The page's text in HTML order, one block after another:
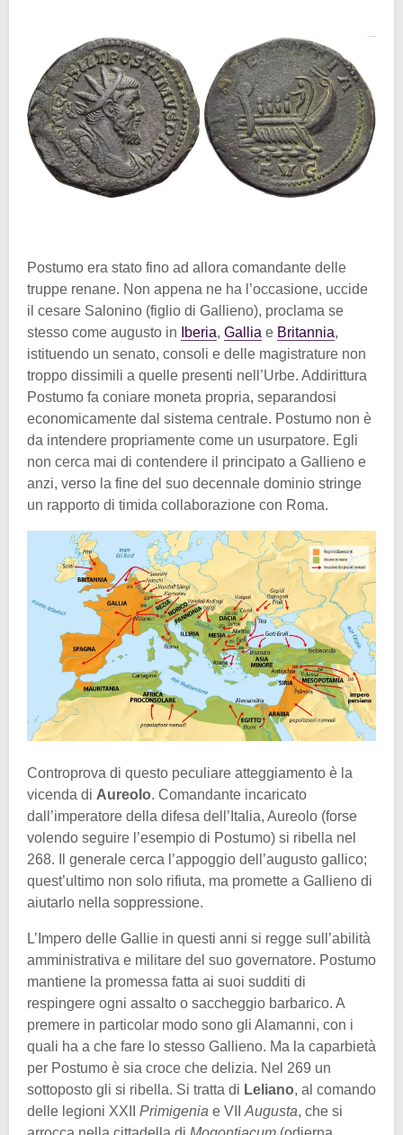
Postumo era stato fino ad allora comandante delle
truppe renane. Non appena ne ha l’occasione, uccide
il cesare Salonino (figlio di Gallieno), proclama se
stesso come augusto in
Iberia, Gallia e Britannia,
istituendo un senato, consoli e delle magistrature non
troppo dissimili a quelle presenti nell’Urbe. Addirittura
Postumo fa coniare moneta propria, separandosi
economicamente dal sistema centrale. Postumo non è
da intendere propriamente come un usurpatore. Egli
non cerca mai di contendere il principato a Gallieno e
anzi, verso la fine del suo decennale dominio stringe
un rapporto di timida collaborazione con Roma.
Controprova di questo peculiare atteggiamento è la
vicenda di Aureolo. Comandante incaricato
dall’imperatore della difesa dell’Italia, Aureolo (forse
volendo seguire l’esempio di Postumo) si ribella nel
268. Il generale cerca l’appoggio dell’augusto gallico;
quest’ultimo non solo rifiuta, ma promette a Gallieno di
aiutarlo nella soppressione.
L’Impero delle Gallie in questi anni si regge sull’abilità
amministrativa e militare del suo governatore. Postumo
mantiene la promessa fatta ai suoi sudditi di
respingere ogni assalto o saccheggio barbarico. A
premere in particolar modo sono gli Alamanni, con i
quali ha a che fare lo stesso Gallieno. Ma la caparbietà
per Postumo è sia croce che delizia. Nel 269 un
sottoposto gli si ribella. Si tratta di Leliano, al comando
delle legioni XXII Primigenia e VII Augusta, che si